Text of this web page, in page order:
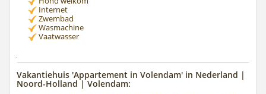
Internet
Zwembad
Wasmachine
Vaatwasser
Vakantiehuis 'Appartement in Volendam' in Nederland |
Noord-Holland | Volendam: